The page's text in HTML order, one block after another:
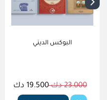
البوكس الديني
23.000 دك 19.500 دك